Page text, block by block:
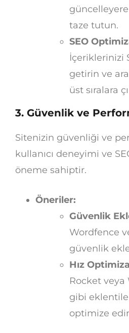
taze tutun.
SEO
İçeriklerinizi
getirin ve
üst sıralara
3. Güvenlik ve
Sitenizin güvenliği ve
kullanıcı deneyimi ve
öneme sahiptir.
Öneriler:
Güvenlik
Wordfence
güvenlik
Hız
Rocket veya
gibi
optimize